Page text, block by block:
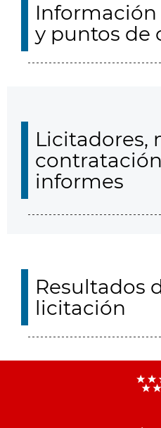
y puntos de
Licitadores,
informes
Resultados
licitación